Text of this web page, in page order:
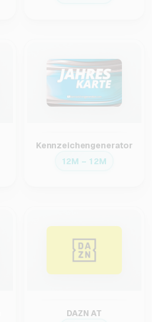
Kennzeichengenerator
12M – 12M
DAZN AT